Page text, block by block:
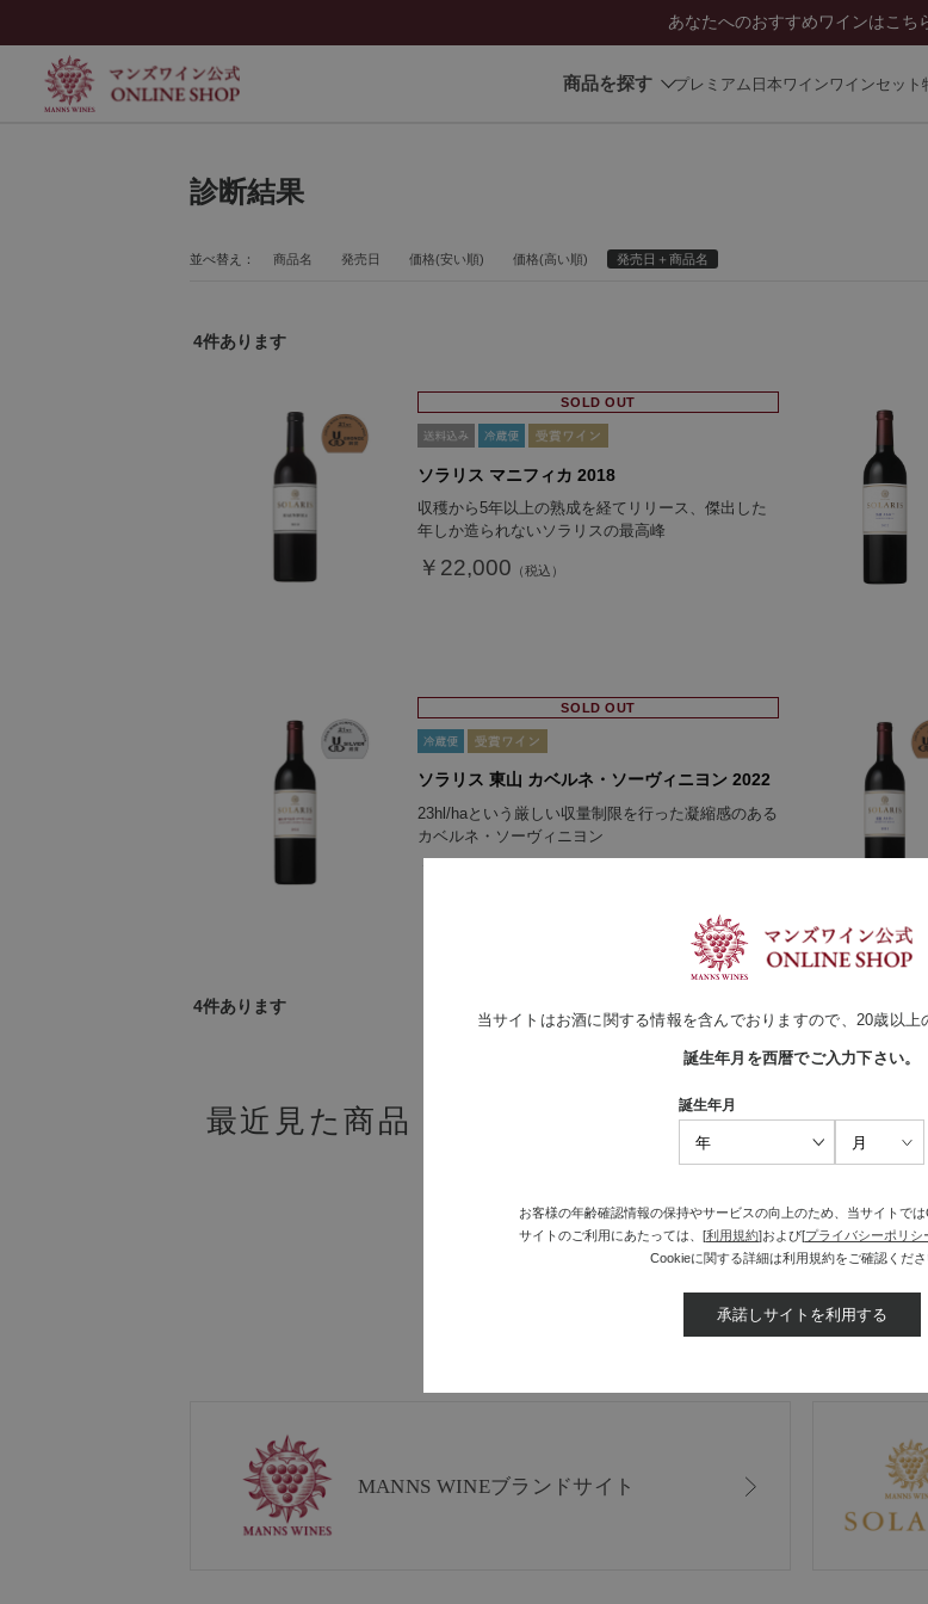
あなたへのおすすめワインはこち
商品を探す プレミアム日本ワインワインセット
診断結果
並べ替え： 商品名 発売日 価格(安い順) 価格(高い順) 発売日＋商品名
4件あります
ソラリス マニフィカ 2018
収穫から5年以上の熟成を経てリリース、傑出した
年しか造られないソラリスの最高峰
SOLD OUT
￥22,000
ソラリス 東山 カベルネ・ソーヴィニヨン 2022
23hl/haという厳しい収量制限を行った凝縮感のある
カベルネ・ソーヴィニヨン
SOLD OUT
4件あります
最近見た商品
MANNS WINEブランドサイト
当サイトはお酒に関する情報を含んでおりますので、20歳以上
誕生年月を西暦でご入力下さい。
誕生年月
お客様の年齢確認情報の保持やサービスの向上のため、当サイトでは
サイトのご利用にあたっては、[利用規約]および[プライバシーポリシ
Cookieに関する詳細は利用規約をご確認くださ
承諾しサイトを利用する